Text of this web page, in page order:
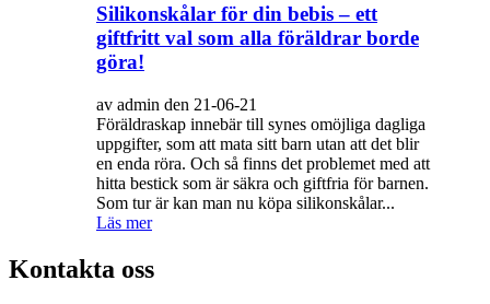
Silikonskålar för din bebis – ett
giftfritt val som alla föräldrar borde
göra!
av admin den 21-06-21
Föräldraskap innebär till synes omöjliga dagliga
uppgifter, som att mata sitt barn utan att det blir
en enda röra. Och så finns det problemet med att
hitta bestick som är säkra och giftfria för barnen.
Som tur är kan man nu köpa silikonskålar...
Läs mer
Kontakta oss